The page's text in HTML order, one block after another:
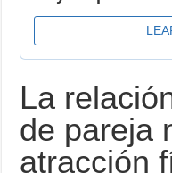
La
de pareja
atracción